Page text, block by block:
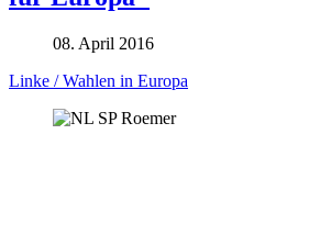
08. April 2016
Linke / Wahlen in Europa